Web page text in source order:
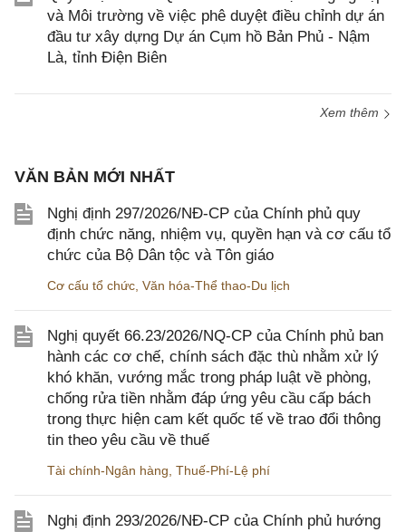
và Môi trường về việc phê duyệt điều chỉnh dự án
đầu tư xây dựng Dự án Cụm hồ Bản Phủ - Nậm
Là, tỉnh Điện Biên
Xem thêm
VĂN BẢN MỚI NHẤT
Nghị định 297/2026/NĐ-CP của Chính phủ quy
định chức năng, nhiệm vụ, quyền hạn và cơ cấu tổ
chức của Bộ Dân tộc và Tôn giáo
Cơ cấu tổ chức, Văn hóa-Thể thao-Du lịch
Nghị quyết 66.23/2026/NQ-CP của Chính phủ ban
hành các cơ chế, chính sách đặc thù nhằm xử lý
khó khăn, vướng mắc trong pháp luật về phòng,
chống rửa tiền nhằm đáp ứng yêu cầu cấp bách
trong thực hiện cam kết quốc tế về trao đổi thông
tin theo yêu cầu về thuế
Tài chính-Ngân hàng, Thuế-Phí-Lệ phí
Nghị định 293/2026/NĐ-CP của Chính phủ hướng